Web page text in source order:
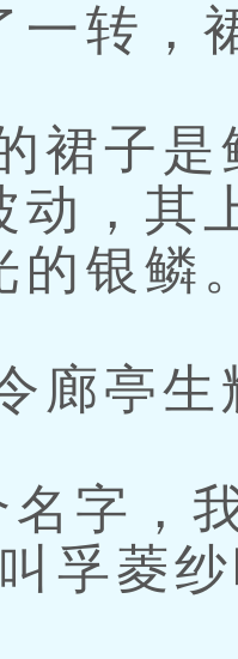
一转，
子是
动，其
的银鳞
亭生
字，
孚菱